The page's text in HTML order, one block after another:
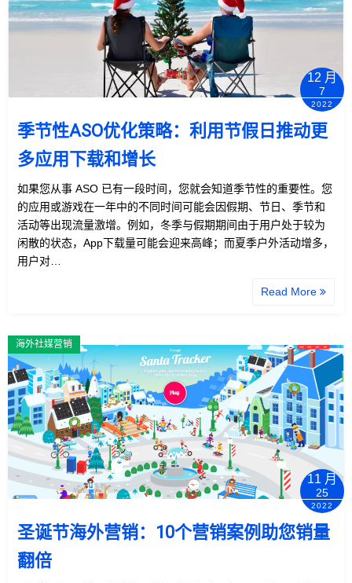
12 月
7
2022
季节性ASO优化策略：利用节假日推动更
多应用下载和增长
如果您从事 ASO 已有一段时间，您就会知道季节性的重要性。您
的应用或游戏在一年中的不同时间可能会因假期、节日、季节和
活动等出现流量激增。例如，冬季与假期期间由于用户处于较为
闲散的状态，App下载量可能会迎来高峰；而夏季户外活动增多，
用户对…
Read More
海外社媒营销
11 月
25
2022
圣诞节海外营销：10个营销案例助您销量
翻倍